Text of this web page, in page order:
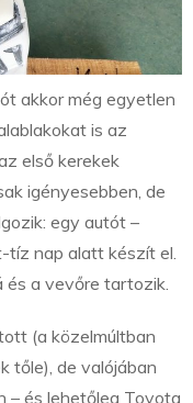
akkor még egyetlen
is az
első kerekek
igényesebben, de
egy autót –
tíz nap alatt készít el.
és a vevőre tartozik.
(a közelmúltban
tőle), de valójában
– és lehetőleg Toyota